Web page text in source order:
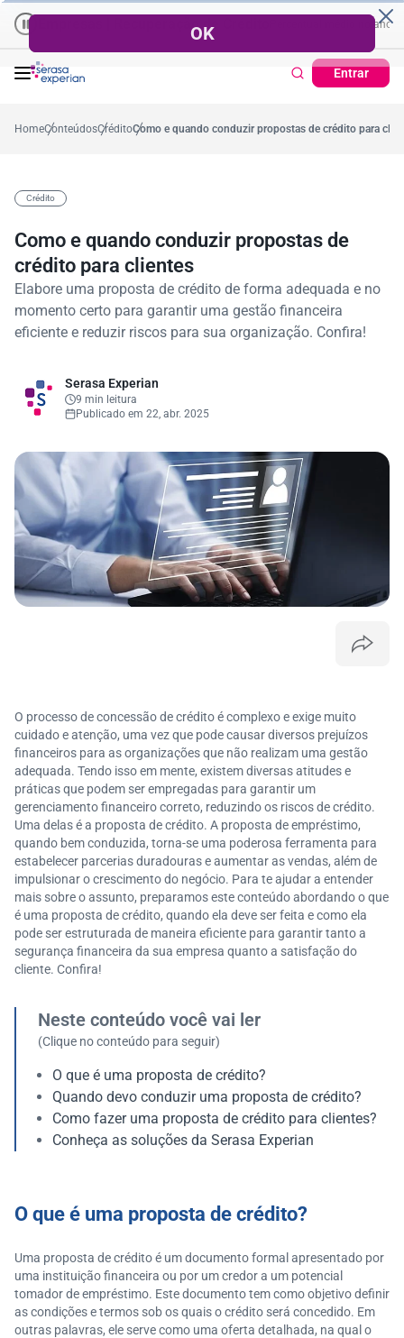
Empresas | Recuperação de Crédito
Entrar
57,2% Cartão de Crédito | Cadastro
HomeConteúdosCréditoComo e quando conduzir propostas de crédito para
Crédito
Como e quando conduzir propostas de
crédito para clientes
Elabore uma proposta de crédito de forma adequada e no
momento certo para garantir uma gestão financeira
eficiente e reduzir riscos para sua organização. Confira!
Serasa Experian
9 min leitura
Publicado em 22, abr. 2025
O processo de concessão de crédito é complexo e exige muito
cuidado e atenção, uma vez que pode causar diversos prejuízos
financeiros para as organizações que não realizam uma gestão
adequada. Tendo isso em mente, existem diversas atitudes e
práticas que podem ser empregadas para garantir um
gerenciamento financeiro correto, reduzindo os riscos de crédito.
Uma delas é a proposta de crédito. A proposta de empréstimo,
quando bem conduzida, torna-se uma poderosa ferramenta para
estabelecer parcerias duradouras e aumentar as vendas, além de
impulsionar o crescimento do negócio. Para te ajudar a entender
mais sobre o assunto, preparamos este conteúdo abordando o que
é uma proposta de crédito, quando ela deve ser feita e como ela
pode ser estruturada de maneira eficiente para garantir tanto a
segurança financeira da sua empresa quanto a satisfação do
cliente. Confira!
Neste conteúdo você vai ler
(Clique no conteúdo para seguir)
O que é uma proposta de crédito?
Quando devo conduzir uma proposta de crédito?
Como fazer uma proposta de crédito para clientes?
Conheça as soluções da Serasa Experian
O que é uma proposta de crédito?
Uma proposta de crédito é um documento formal apresentado por
uma instituição financeira ou por um credor a um potencial
tomador de empréstimo. Este documento tem como objetivo definir
as condições e termos sob os quais o crédito será concedido. Em
outras palavras, ele serve como uma oferta detalhada, na qual o